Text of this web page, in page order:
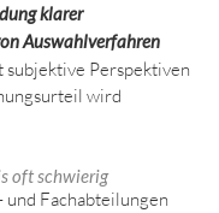
klarer
Auswahlverfahren
Perspektiven
wird
oft schwierig
und Fachabteilungen